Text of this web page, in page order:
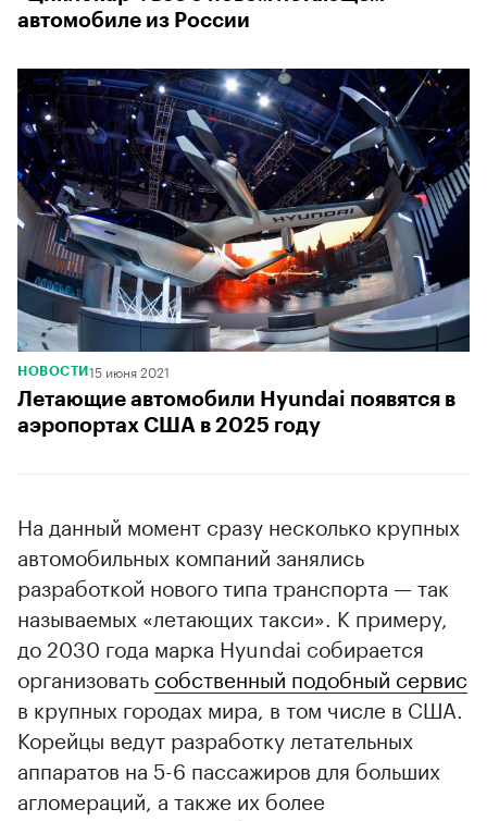
автомобиле из России
НОВОСТИ 15 июня 2021
Летающие автомобили Hyundai появятся в
аэропортах США в 2025 году
На данный момент сразу несколько крупных
автомобильных компаний занялись
разработкой нового типа транспорта — так
называемых «летающих такси». К примеру,
до 2030 года марка Hyundai собирается
организовать собственный подобный сервис
в крупных городах мира, в том числе в США.
Корейцы ведут разработку летательных
аппаратов на 5-6 пассажиров для больших
агломераций, а также их более